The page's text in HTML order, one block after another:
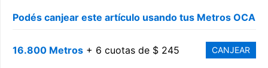
Podés canjear este artículo usando tus Metros OCA
16.800 Metros + 6 cuotas de $ 245 CANJEAR